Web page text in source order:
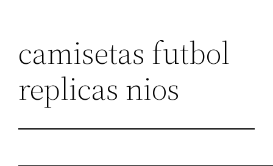
camisetas futbol
replicas nios